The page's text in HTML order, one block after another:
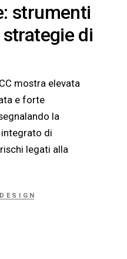
strumenti
di
mostra elevata
e forte
la
di
legati alla